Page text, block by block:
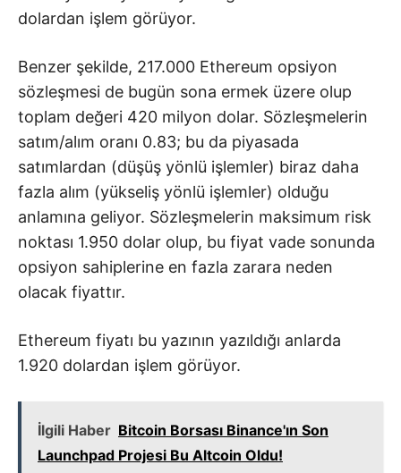
dolardan işlem görüyor.
Benzer şekilde, 217.000 Ethereum opsiyon
sözleşmesi de bugün sona ermek üzere olup
toplam değeri 420 milyon dolar. Sözleşmelerin
satım/alım oranı 0.83; bu da piyasada
satımlardan (düşüş yönlü işlemler) biraz daha
fazla alım (yükseliş yönlü işlemler) olduğu
anlamına geliyor. Sözleşmelerin maksimum risk
noktası 1.950 dolar olup, bu fiyat vade sonunda
opsiyon sahiplerine en fazla zarara neden
olacak fiyattır.
Ethereum fiyatı bu yazının yazıldığı anlarda
1.920 dolardan işlem görüyor.
İlgili Haber Bitcoin Borsası Binance'ın Son
Launchpad Projesi Bu Altcoin Oldu!